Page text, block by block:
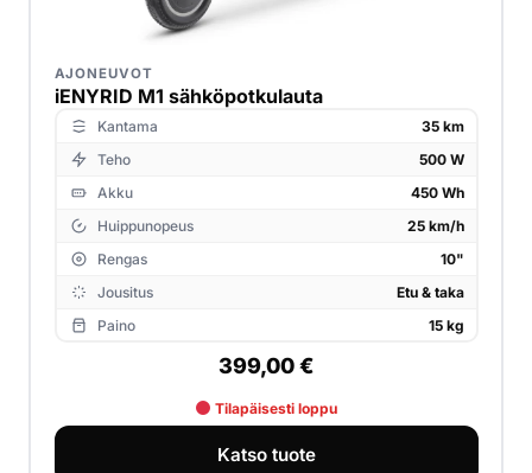
AJONEUVOT
iENYRID M1 sähköpotkulauta
Kantama
35 km
Teho
500 W
Akku
450 Wh
Huippunopeus
25 km/h
Rengas
10"
Jousitus
Etu & taka
Paino
15 kg
399,00€
Tilapäisesti loppu
Katso tuote